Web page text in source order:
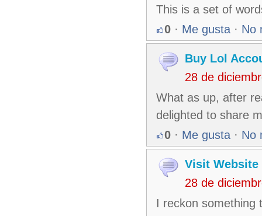
This is a set of
0 · Me gusta · No
Buy Lol
28 de
What as up, after
delighted to share
0 · Me gusta · No
Visit Website
28 de
I reckon something